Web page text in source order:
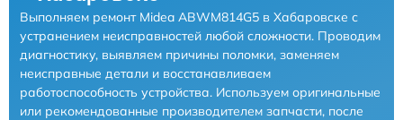
Выполняем ремонт Midea ABWM814G5 в Хабаровске с
устранением неисправностей любой сложности. Проводим
диагностику, выявляем причины поломки, заменяем
неисправные детали и восстанавливаем
работоспособность устройства. Используем оригинальные
или рекомендованные производителем запчасти, после